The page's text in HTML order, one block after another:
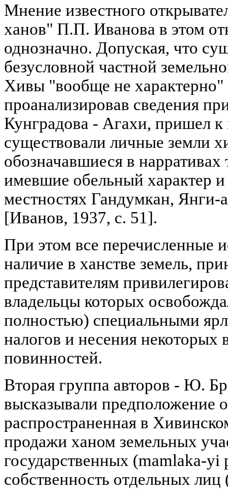
Мнение известного
ханов" П.П. Иванова в этом
однозначно. Допуская, что
безусловной частной
Хивы "вообще не
проанализировав сведения
Кунградова - Агахи, пришел
существовали личные земли
обозначавшиеся в
имевшие обельный характер
местностях Гандумкан,
[Иванов, 1937, с. 51].
При этом все перечисленные
наличие в ханстве земель,
представителям
владельцы которых
полностью) специальными
налогов и несения некоторых
повинностей.
Вторая группа авторов - Ю.
высказывали предположение
распространенная в
продажи ханом земельных
государственных (mamlaka-
собственность отдельных